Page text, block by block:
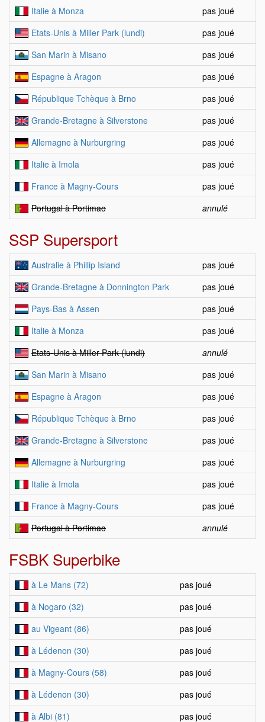
Italie à Monza
pas joué
Etats-Unis à Miller Park (lundi)
pas joué
San Marin à Misano
pas joué
Espagne à Aragon
pas joué
République Tchèque à Brno
pas joué
Grande-Bretagne à Silverstone
pas joué
Allemagne à Nurburgring
pas joué
Italie à Imola
pas joué
France à Magny-Cours
pas joué
Portugal à Portimao
annulé
SSP Supersport
Australie à Phillip Island
pas joué
Grande-Bretagne à Donnington Park
pas joué
Pays-Bas à Assen
pas joué
Italie à Monza
pas joué
Etats-Unis à Miller Park (lundi)
annulé
San Marin à Misano
pas joué
Espagne à Aragon
pas joué
République Tchèque à Brno
pas joué
Grande-Bretagne à Silverstone
pas joué
Allemagne à Nurburgring
pas joué
Italie à Imola
pas joué
France à Magny-Cours
pas joué
Portugal à Portimao
annulé
FSBK Superbike
à Le Mans (72)
pas joué
à Nogaro (32)
pas joué
au Vigeant (86)
pas joué
à Lédenon (30)
pas joué
à Magny-Cours (58)
pas joué
à Lédenon (30)
pas joué
à Albi (81)
pas joué